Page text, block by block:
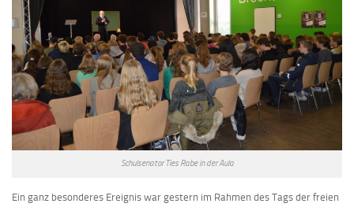
Schulsenator Ties Rabe in der Aula
Ein ganz besonderes Ereignis war gestern im Rahmen des Tags der freien